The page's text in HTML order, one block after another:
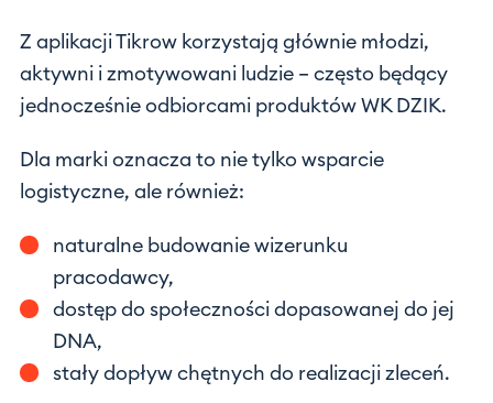
Z aplikacji Tikrow korzystają głównie młodzi,
aktywni i zmotywowani ludzie – często będący
jednocześnie odbiorcami produktów WK DZIK.
Dla marki oznacza to nie tylko wsparcie
logistyczne, ale również:
naturalne budowanie wizerunku
pracodawcy,
dostęp do społeczności dopasowanej do jej
DNA,
stały dopływ chętnych do realizacji zleceń.